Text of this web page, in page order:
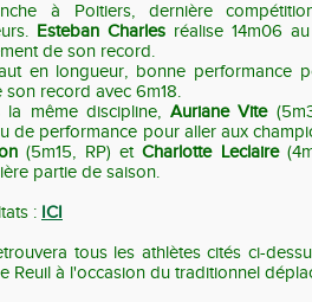
à Poitiers, dernière
Esteban Charlesréalise 14m06
de son record.
en longueur, bonne performance
son record avec 6m18.
la même discipline, Auriane Vite
de performance pour aller aux
(5m15, RP) etCharlotte Leclaire
partie de saison.
: ICI
tous les athlètes cités ci-
Reuil à l'occasion du traditionnel